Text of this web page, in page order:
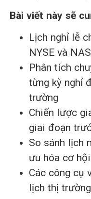
Bài viết này sẽ
Lịch nghỉ lễ
NYSE và
Phân tích
từng kỳ nghỉ
trường
Chiến lược
giai đoạn
So sánh lịch
ưu hóa cơ
Các công cụ
lịch thị